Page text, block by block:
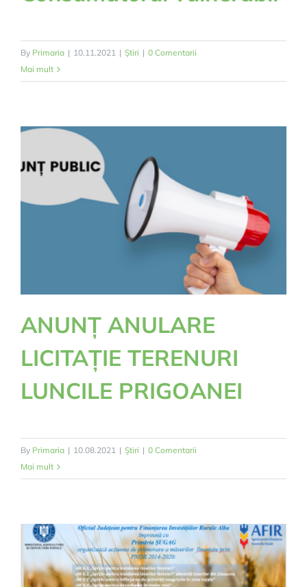
By Primaria | 10.11.2021 | Știri | 0 Comentarii
Mai mult
ANUNȚ ANULARE
LICITAȚIE TERENURI
LUNCILE PRIGOANEI
By Primaria | 10.08.2021 | Știri | 0 Comentarii
Mai mult